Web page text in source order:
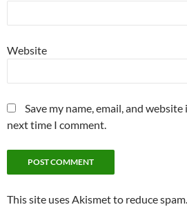
Website
Save my name, email, and
next time I comment.
This site uses Akismet to reduce spam.